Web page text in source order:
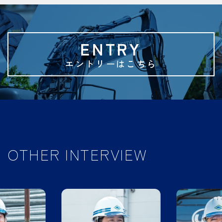
ENTRY
エントリーはこちら
OTHER INTERVIEW